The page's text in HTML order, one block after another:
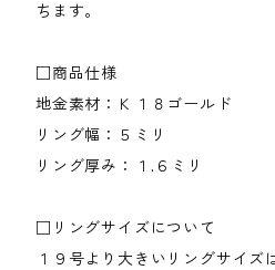
ちます。
□商品仕様
地金素材：Ｋ１８ゴールド
リング幅：５ミリ
リング厚み：１.６ミリ
□リングサイズについて
１９号より大きいリングサイズ